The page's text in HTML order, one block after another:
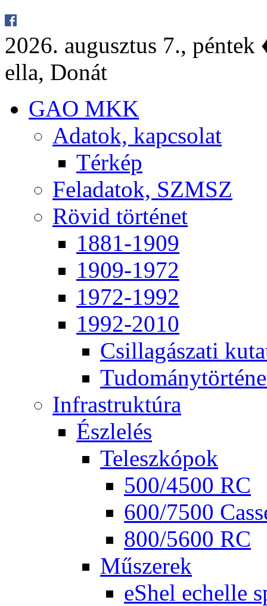
2026. au­gusz­tus 7.,
el­la, Do­nát
GAO MKK
Ada­tok, kap­cso­lat
Tér­kép
Fel­ada­tok, SZMSZ
Rö­vid tör­té­net
1881-1909
1909-1972
1972-1992
1992-2010
Csil­la­gá­sza­ti
Inf­ra­struk­tú­ra
Ész­le­lés
Te­lesz­kó­pok
500/4500 RC
600/7500
800/5600 RC
Mű­sze­rek
eS­hel echel­le